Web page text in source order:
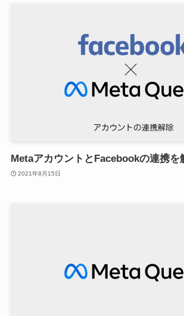
MetaアカウントとFacebookの連携を
2021年8月15日